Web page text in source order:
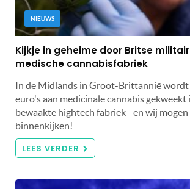
NIEUWS
Kijkje in geheime door Britse
medische cannabisfabriek
In de Midlands in Groot-Brittannië
euro's aan medicinale cannabis gekweekt
bewaakte hightech fabriek - en wij mogen
binnenkijken!
LEES VERDER